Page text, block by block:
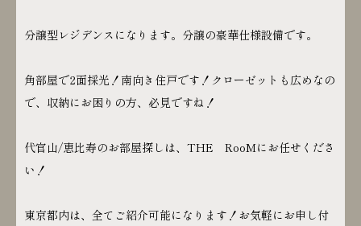
分譲型レジデンスになります。分譲の豪華仕様設備です。
角部屋で2面採光！南向き住戸です！クローゼットも広めなの
で、収納にお困りの方、必見ですね！
代官山/恵比寿のお部屋探しは、THE RooMにお任せくださ
い！
東京都内は、全てご紹介可能になります！お気軽にお申し付